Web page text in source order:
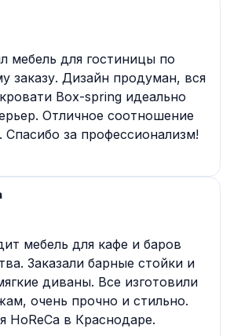
мебель для гостиницы по
заказу. Дизайн продуман, вся
Box-spring идеально
Отличное соотношение
Спасибо за профессионализм!
мебель для кафе и баров
Заказали барные стойки и
диваны. Все изготовили
очень прочно и стильно.
HoReCa в Краснодаре.